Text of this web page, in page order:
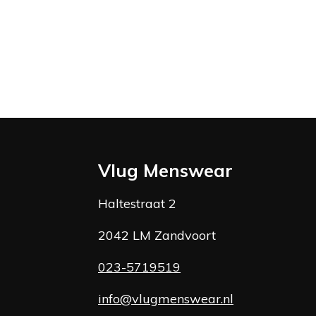
Vlug Menswear
Haltestraat 2
2042 LM Zandvoort
023-5719519
info@vlugmenswear.nl